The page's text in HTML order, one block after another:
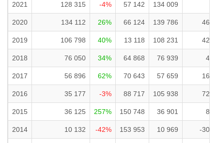
2021 128 315 -4% 57 142 134 009
2020 134 112 26% 66 124 139 786 46
2019 106 798 40% 13 118 108 231 42
2018 76 050 34% 64 868 76 939 4
2017 56 896 62% 70 643 57 659 16
2016 35 177 -3% 88 717 105 938 72
2015 36 125 257% 150 748 36 901 8
2014 10 132 -42% 153 953 10 969 -30